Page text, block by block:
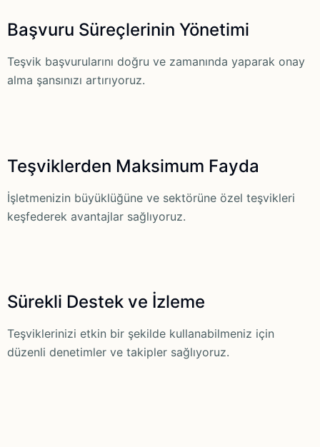
Başvuru Süreçlerinin Yönetimi
Teşvik başvurularını doğru ve zamanında yaparak onay
alma şansınızı artırıyoruz.
Teşviklerden Maksimum Fayda
İşletmenizin büyüklüğüne ve sektörüne özel teşvikleri
keşfederek avantajlar sağlıyoruz.
Sürekli Destek ve İzleme
Teşviklerinizi etkin bir şekilde kullanabilmeniz için
düzenli denetimler ve takipler sağlıyoruz.